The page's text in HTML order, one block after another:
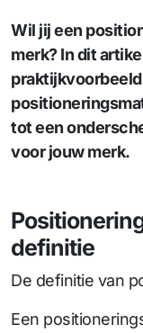
Wil jij een
merk? In dit
tot een
voor jouw merk.
definitie
De definitie van
Een